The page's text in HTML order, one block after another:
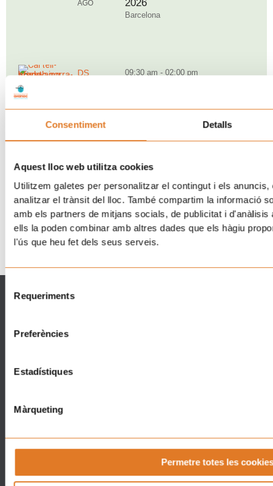
Consentiment Detalls
Aquest lloc web utilitza cookies
Utilitzem galetes per personalitzar el contingut i els
analitzar el trànsit del lloc. També compartim la informació
amb els partners de mitjans socials, de publicitat i d'anàlisis
ells la poden combinar amb altres dades que els hàgiu
l'ús que heu fet dels seus serveis.
deRequeriments
Preferències
Estadístiques
Màrqueting
Permetre totes les cookies
AGO
2026
Barcelona
DS 09:30 am - 02:00 pm
Breda
DG
SEP
11:00 am - 06:00 pm
Torna una nova jornada
solidària del “Posa’t la
Gorra!” al TIBIDABO
Barcelona
Què fem
La Casa dels Xuklis
Posa´t la Gorra!
Voluntariat
Contacte
Lleida
Girona